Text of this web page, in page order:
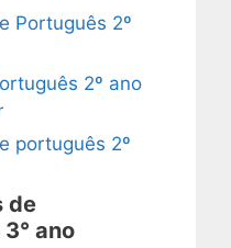
Português 2º
2º ano
português 2º
de
ano